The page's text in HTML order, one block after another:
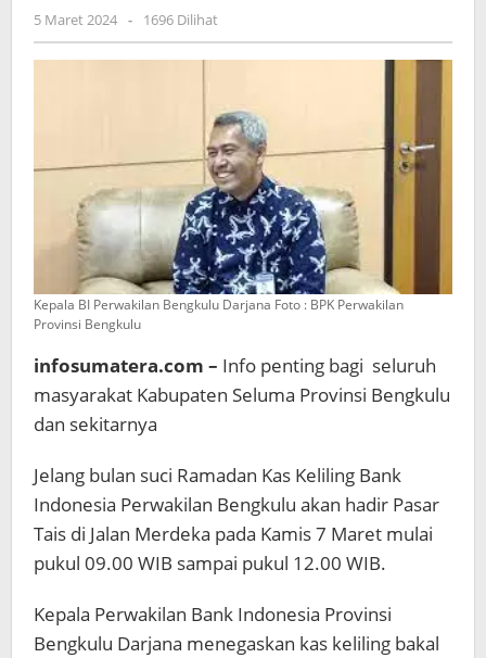
Pesan
BI
Pintar
5 Maret 2024 oleh
admin
- 1696 Dilihat
Kepala BI Perwakilan Bengkulu Darjana Foto : BPK Perwakilan
Provinsi Bengkulu
infosumatera.com – Info penting bagi seluruh
masyarakat Kabupaten Seluma Provinsi Bengkulu
dan sekitarnya
Jelang bulan suci Ramadan Kas Keliling Bank
Indonesia Perwakilan Bengkulu akan hadir Pasar
Tais di Jalan Merdeka pada Kamis 7 Maret mulai
pukul 09.00 WIB sampai pukul 12.00 WIB.
Kepala Perwakilan Bank Indonesia Provinsi
Bengkulu Darjana menegaskan kas keliling bakal